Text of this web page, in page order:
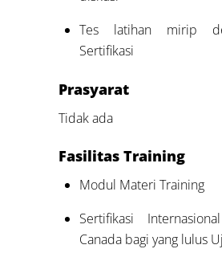
Tes latihan mirip
Sertifikasi
Prasyarat
Tidak ada
Fasilitas Training
Modul Materi Training
Sertifikasi
Canada bagi yang lulus